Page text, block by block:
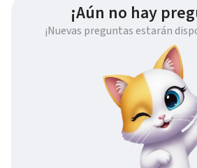
¡Aún no hay
¡Nuevas preguntas estarán